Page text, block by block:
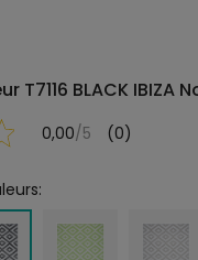
T7116 BLACK IBIZA
0,00/5 (0)